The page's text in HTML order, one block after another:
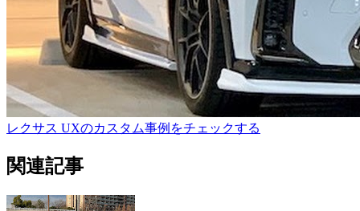
レクサス UXのカスタム事例をチェックする
関連記事